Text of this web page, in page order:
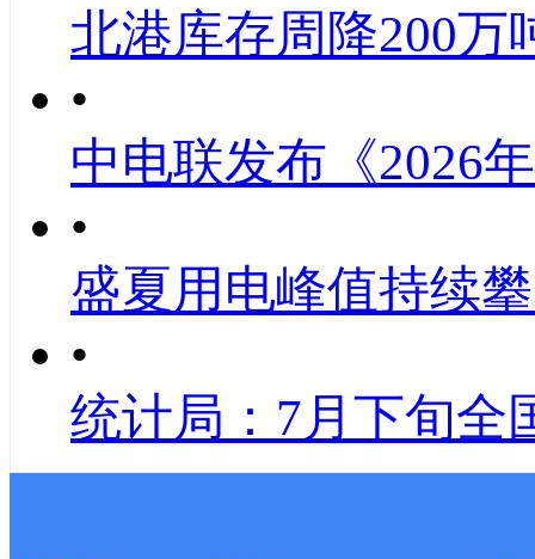
北港库存周降200万
•
中电联发布《2026
•
盛夏用电峰值持续
•
统计局：7月下旬全